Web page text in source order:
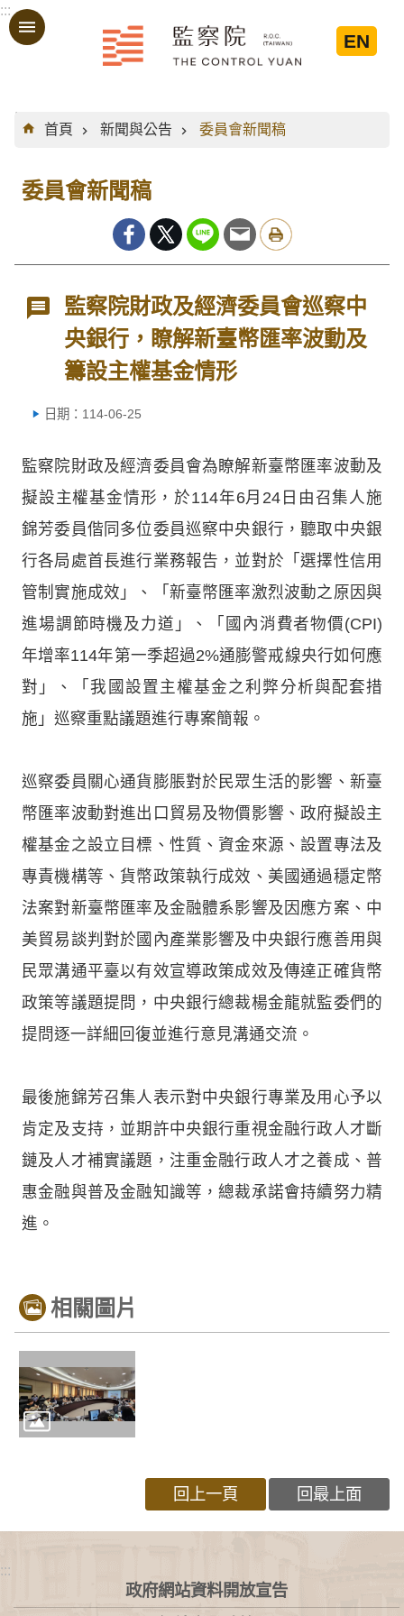
跳到主要內容區塊
:::
EN
:::
首頁
新聞與公告 委員會新聞稿
委員會新聞稿
監察院財政及經濟委員會巡察中
央銀行，瞭解新臺幣匯率波動及
籌設主權基金情形
日期：114-06-25
監察院財政及經濟委員會為瞭解新臺幣匯率波動及
擬設主權基金情形，於114年6月24日由召集人施
錦芳委員偕同多位委員巡察中央銀行，聽取中央銀
行各局處首長進行業務報告，並對於「選擇性信用
管制實施成效」、「新臺幣匯率激烈波動之原因與
進場調節時機及力道」、「國內消費者物價(CPI)
年增率114年第一季超過2%通膨警戒線央行如何應
對」、「我國設置主權基金之利弊分析與配套措
施」巡察重點議題進行專案簡報。
巡察委員關心通貨膨脹對於民眾生活的影響、新臺
幣匯率波動對進出口貿易及物價影響、政府擬設主
權基金之設立目標、性質、資金來源、設置專法及
專責機構等、貨幣政策執行成效、美國通過穩定幣
法案對新臺幣匯率及金融體系影響及因應方案、中
美貿易談判對於國內產業影響及中央銀行應善用與
民眾溝通平臺以有效宣導政策成效及傳達正確貨幣
政策等議題提問，中央銀行總裁楊金龍就監委們的
提問逐一詳細回復並進行意見溝通交流。
最後施錦芳召集人表示對中央銀行專業及用心予以
肯定及支持，並期許中央銀行重視金融行政人才斷
鏈及人才補實議題，注重金融行政人才之養成、普
惠金融與普及金融知識等，總裁承諾會持續努力精
進。
相關圖片
回上一頁 回最上面
:::
政府網站資料開放宣告